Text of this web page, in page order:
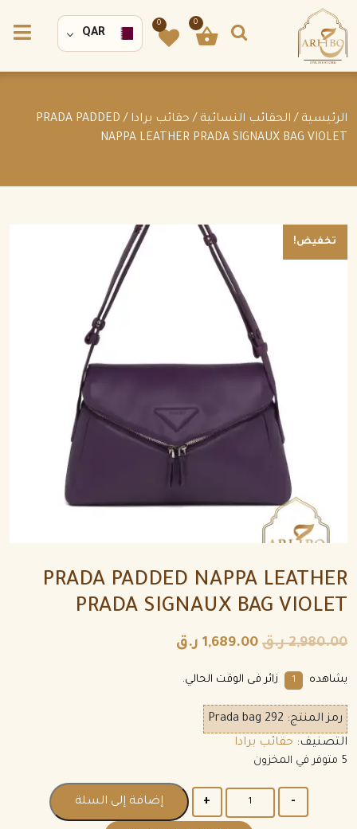
0
0
QAR
الرئيسية / الحقائب النسائية / حقائب برادا
/ PRADA PADDED
NAPPA LEATHER PRADA SIGNAUX BAG VIOLET
تخفيض!
PRADA PADDED NAPPA LEATHER
PRADA SIGNAUX BAG VIOLET
2,980.00 ر.ق 1,689.00 ر.ق
يشاهده 1 زائر فى الوقت الحالي.
رمز المنتج: Prada bag 292
التصنيف: حقائب برادا
5 متوفر في المخزون
إضافة إلى السلة